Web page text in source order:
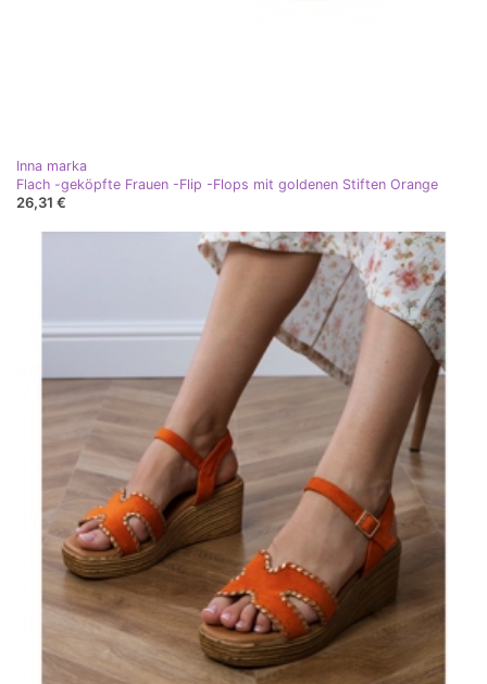
Inna marka
Flach -geköpfte Frauen -Flip -Flops mit goldenen Stiften Orange
26,31 €